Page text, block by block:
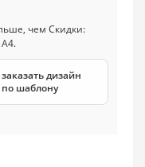
заказать дизайн
по шаблону